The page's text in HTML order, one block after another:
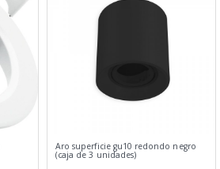
Aro superficie gu10 redondo negro
(caja de 3 unidades)